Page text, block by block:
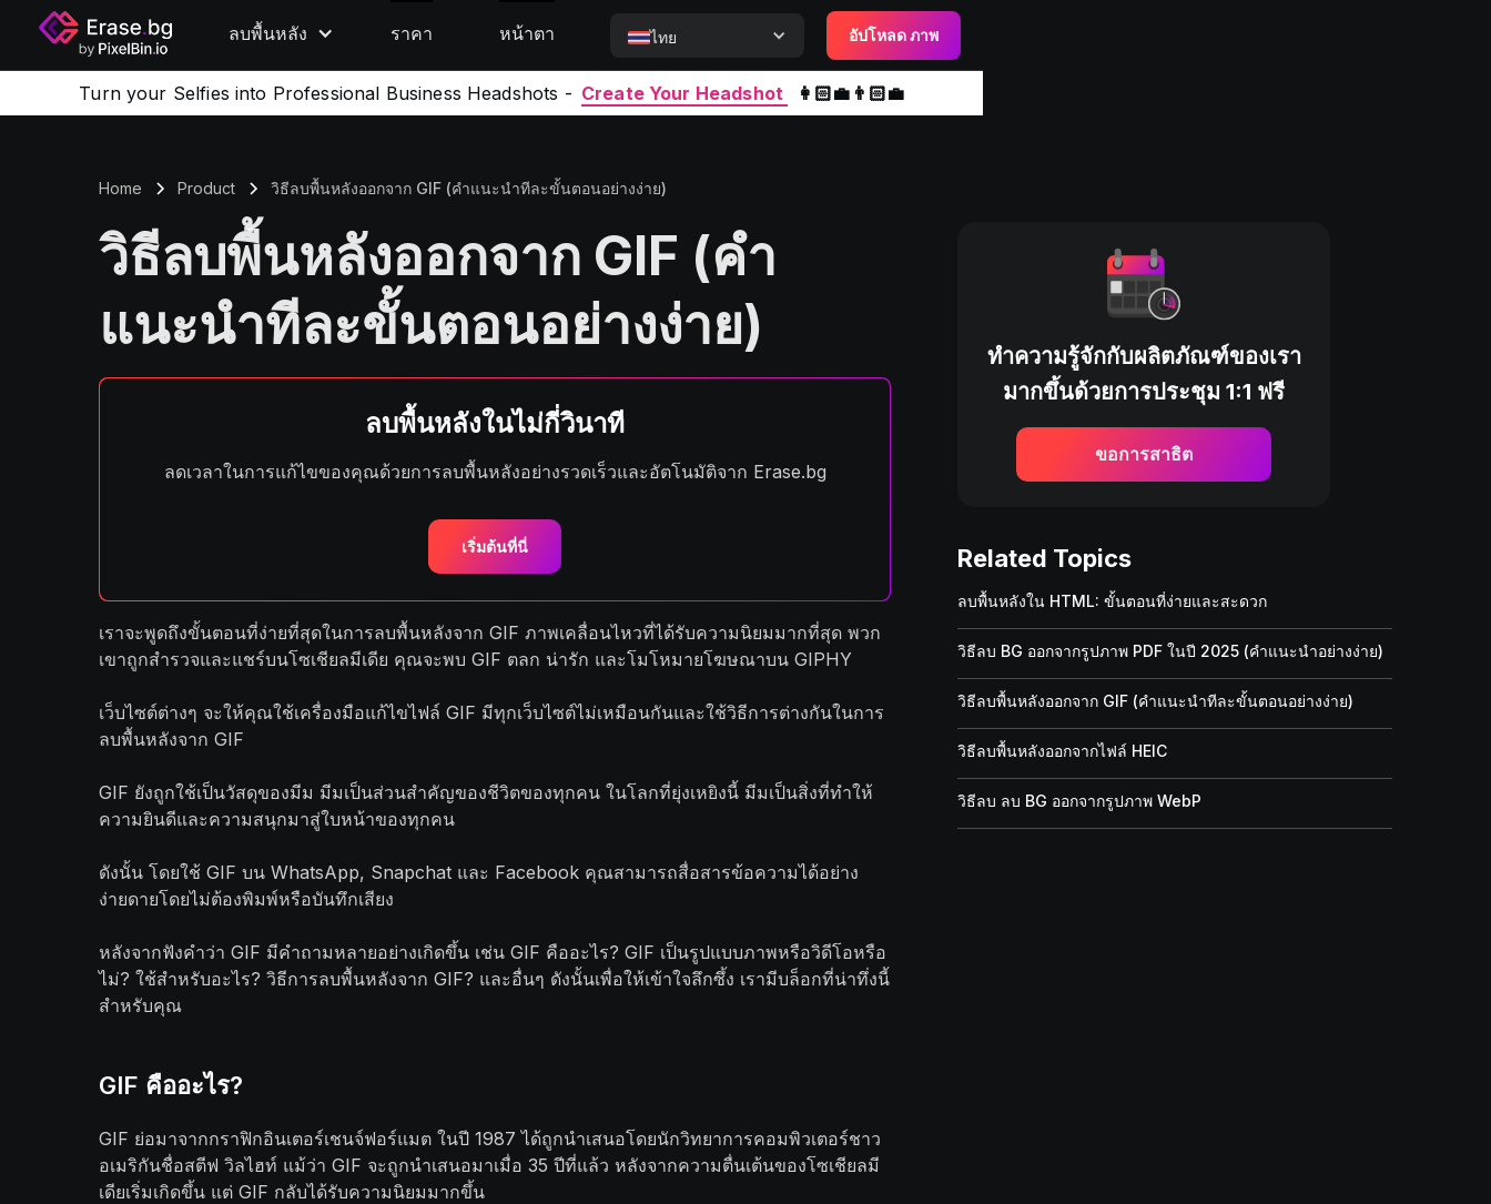
ลบพื้นหลัง ราคา หน้าตา ไทย อัปโหลด ภาพ
Turn your Selfies into Professional Business Headshots - Create Your Headshot 👩🏻‍💼👨🏻‍💼
Home Product วิธีลบพื้นหลังออกจาก GIF (คำแนะนำทีละขั้นตอนอย่างง่าย)
วิธีลบพื้นหลังออกจาก GIF (คำ
แนะนำทีละขั้นตอนอย่างง่าย)
ลบพื้นหลังในไม่กี่วินาที
ลดเวลาในการแก้ไขของคุณด้วยการลบพื้นหลังอย่างรวดเร็วและอัตโนมัติจาก Erase.bg
เริ่มต้นที่นี่
เราจะพูดถึงขั้นตอนที่ง่ายที่สุดในการลบพื้นหลังจาก GIF ภาพเคลื่อนไหวที่ได้รับความนิยมมากที่สุด พวก
เขาถูกสำรวจและแชร์บนโซเชียลมีเดีย คุณจะพบ GIF ตลก น่ารัก และโมโหมายโฆษณาบน GIPHY
เว็บไซต์ต่างๆ จะให้คุณใช้เครื่องมือแก้ไขไฟล์ GIF มีทุกเว็บไซต์ไม่เหมือนกันและใช้วิธีการต่างกันในการ
ลบพื้นหลังจาก GIF
GIF ยังถูกใช้เป็นวัสดุของมีม มีมเป็นส่วนสำคัญของชีวิตของทุกคน ในโลกที่ยุ่งเหยิงนี้ มีมเป็นสิ่งที่ทำให้
ความยินดีและความสนุกมาสู่ใบหน้าของทุกคน
ดังนั้น โดยใช้ GIF บน WhatsApp, Snapchat และ Facebook คุณสามารถสื่อสารข้อความได้อย่าง
ง่ายดายโดยไม่ต้องพิมพ์หรือบันทึกเสียง
หลังจากฟังคำว่า GIF มีคำถามหลายอย่างเกิดขึ้น เช่น GIF คืออะไร? GIF เป็นรูปแบบภาพหรือวิดีโอหรือ
ไม่? ใช้สำหรับอะไร? วิธีการลบพื้นหลังจาก GIF? และอื่นๆ ดังนั้นเพื่อให้เข้าใจลึกซึ้ง เรามีบล็อกที่น่าทึ่งนี้
สำหรับคุณ
GIF คืออะไร?
GIF ย่อมาจากกราฟิกอินเตอร์เชนจ์ฟอร์แมต ในปี 1987 ได้ถูกนำเสนอโดยนักวิทยาการคอมพิวเตอร์ชาว
อเมริกันชื่อสตีฟ วิลไฮท์ แม้ว่า GIF จะถูกนำเสนอมาเมื่อ 35 ปีที่แล้ว หลังจากความตื่นเต้นของโซเชียลมี
เดียเริ่มเกิดขึ้น แต่ GIF กลับได้รับความนิยมมากขึ้น
ทำความรู้จักกับผลิตภัณฑ์ของเรา
มากขึ้นด้วยการประชุม 1:1 ฟรี
ขอการสาธิต
Related Topics
ลบพื้นหลังใน HTML: ขั้นตอนที่ง่ายและสะดวก
วิธีลบ BG ออกจากรูปภาพ PDF ในปี 2025 (คำแนะนำอย่างง่าย)
วิธีลบพื้นหลังออกจาก GIF (คำแนะนำทีละขั้นตอนอย่างง่าย)
วิธีลบพื้นหลังออกจากไฟล์ HEIC
วิธีลบ ลบ BG ออกจากรูปภาพ WebP